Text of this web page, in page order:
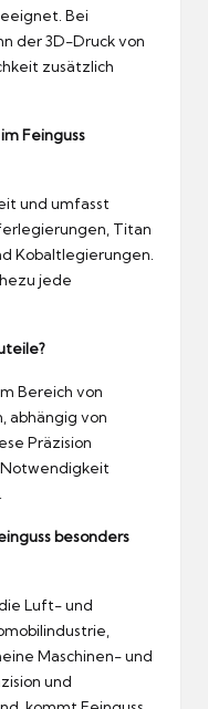
Bei
der 3D-Druck von
zusätzlich
Feinguss
und umfasst
Titan
Kobaltlegierungen.
jede
Bereich von
abhängig von
Präzision
besonders
Luft- und
Maschinen- und
und